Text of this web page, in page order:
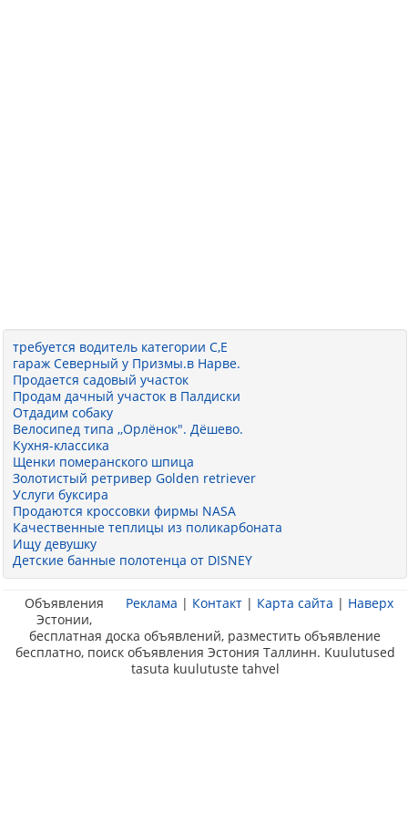
требуется водитель категории С,Е
гараж Северный у Призмы.в Нарве.
Продается садовый участок
Продам дачный участок в Палдиски
Отдадим собаку
Велосипед типа ,,Орлёнок". Дёшево.
Кухня-классика
Щенки померанского шпица
Золотистый ретривер Golden retriever
Услуги буксира
Продаются кроссовки фирмы NASA
Качественные теплицы из поликарбоната
Ищу девушку
Детские банные полотенца от DISNEY
Реклама | Контакт | Карта сайта | Наверх
Объявления
Эстонии,
бесплатная доска объявлений, разместить объявление
бесплатно, поиск объявления Эстония Таллинн. Kuulutused
tasuta kuulutuste tahvel